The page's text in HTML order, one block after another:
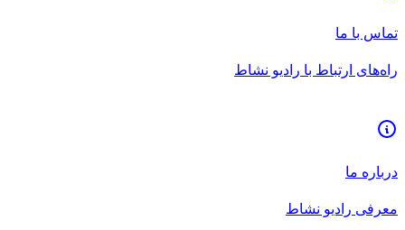
تماس با ما
راه‌های ارتباط با رادیو نشاط
درباره ما
معرفی رادیو نشاط